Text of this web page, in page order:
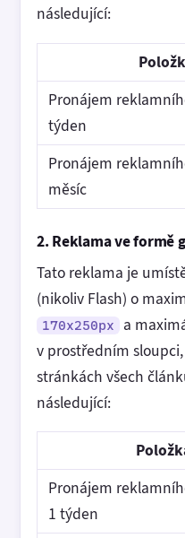
následující:
Pronájem
týden
Pronájem
měsíc
2. Reklama ve formě
Tato reklama je
(nikoliv Flash) o
170x250px a
v prostředním
stránkách všech
následující:
Pronájem
1 týden